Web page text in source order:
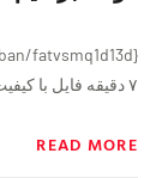
۷ دقيقه فايل با کیفیت بالا: ۷ مگابایت
READ MORE